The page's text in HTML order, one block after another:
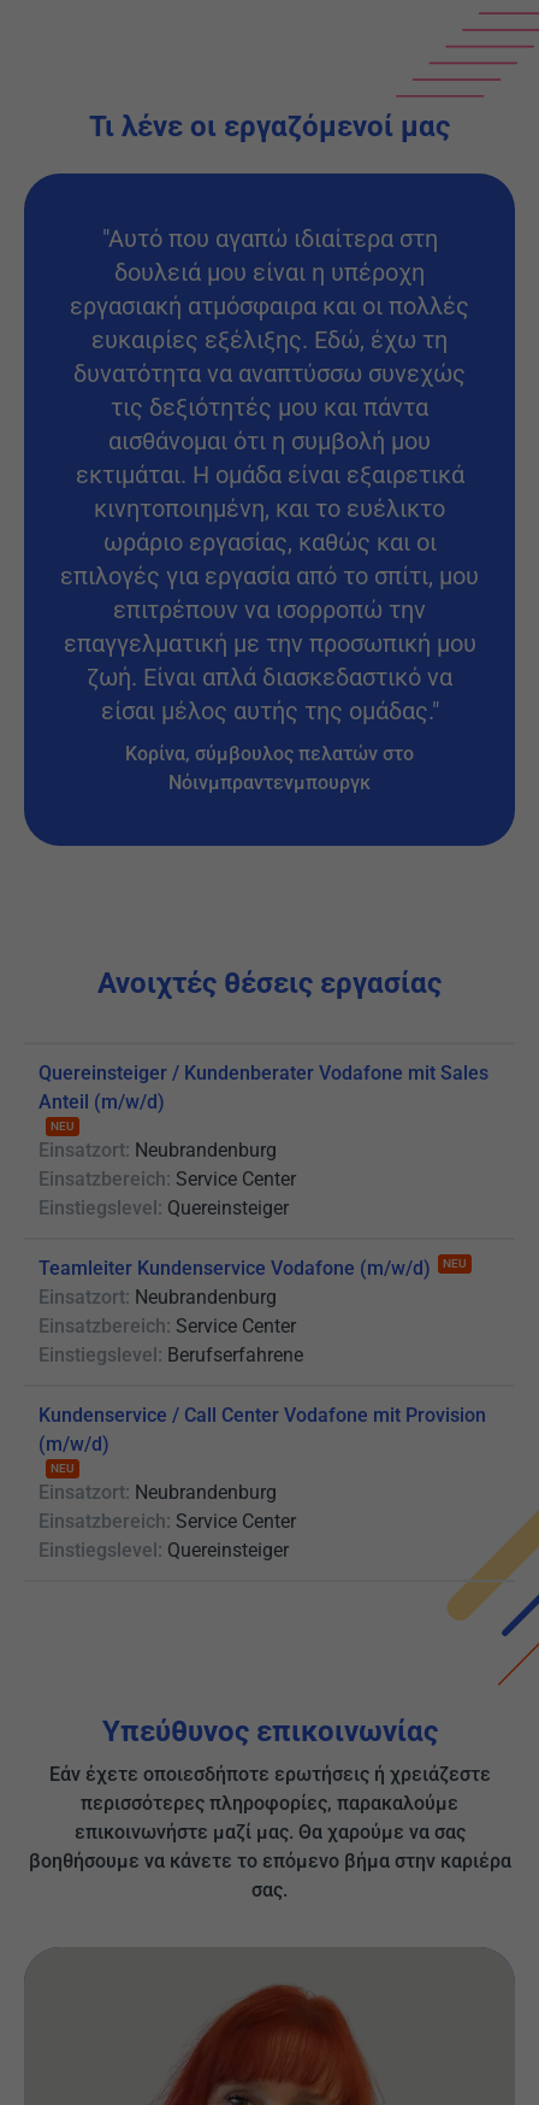
Τι λένε οι εργαζόμενοί μας
"Αυτό που αγαπώ ιδιαίτερα στη
δουλειά μου είναι η υπέροχη
εργασιακή ατμόσφαιρα και οι πολλές
ευκαιρίες εξέλιξης. Εδώ, έχω τη
δυνατότητα να αναπτύσσω συνεχώς
τις δεξιότητές μου και πάντα
αισθάνομαι ότι η συμβολή μου
εκτιμάται. Η ομάδα είναι εξαιρετικά
κινητοποιημένη, και το ευέλικτο
ωράριο εργασίας, καθώς και οι
επιλογές για εργασία από το σπίτι, μου
επιτρέπουν να ισορροπώ την
επαγγελματική με την προσωπική μου
ζωή. Είναι απλά διασκεδαστικό να
είσαι μέλος αυτής της ομάδας."
Κορίνα, σύμβουλος πελατών στο
Νόινμπραντενμπουργκ
Ανοιχτές θέσεις εργασίας
Quereinsteiger / Kundenberater Vodafone mit Sales
Anteil (m/w/d)
NEU
Einsatzort: Neubrandenburg
Einsatzbereich: Service Center
Einstiegslevel: Quereinsteiger
Teamleiter Kundenservice Vodafone (m/w/d) NEU
Einsatzort: Neubrandenburg
Einsatzbereich: Service Center
Einstiegslevel: Berufserfahrene
Kundenservice / Call Center Vodafone mit Provision
(m/w/d)
NEU
Einsatzort: Neubrandenburg
Einsatzbereich: Service Center
Einstiegslevel: Quereinsteiger
Υπεύθυνος επικοινωνίας
Εάν έχετε οποιεσδήποτε ερωτήσεις ή χρειάζεστε
περισσότερες πληροφορίες, παρακαλούμε
επικοινωνήστε μαζί μας. Θα χαρούμε να σας
βοηθήσουμε να κάνετε το επόμενο βήμα στην καριέρα
σας.